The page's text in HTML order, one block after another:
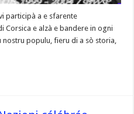
participà a e sfarente
Corsica e alzà e bandere in ogni
nostru populu, fieru di a sò storia,